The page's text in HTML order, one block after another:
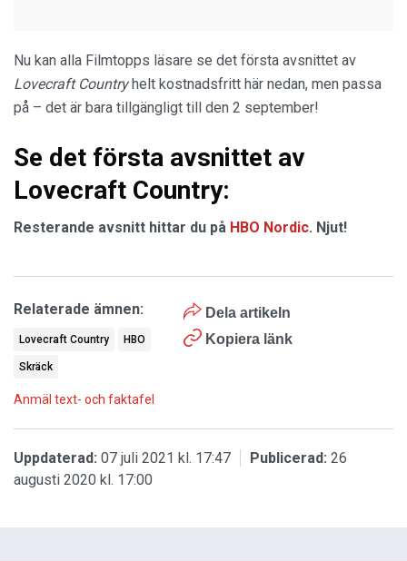
Nu kan alla Filmtopps läsare se det första avsnittet av
Lovecraft Countryhelt kostnadsfritt här nedan, men passa
på – det är bara tillgängligt till den 2 september!
Se det första avsnittet av
Lovecraft Country:
Resterande avsnitt hittar du på HBO Nordic. Njut!
Dela artikeln
Kopiera länk
Relaterade ämnen:
Lovecraft Country HBO
Skräck
Anmäl text- och faktafel
Uppdaterad: 07 juli 2021 kl. 17:47 Publicerad: 26
augusti 2020 kl. 17:00